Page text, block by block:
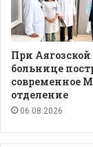
При
больнице
современное
отделение
06.08.2026